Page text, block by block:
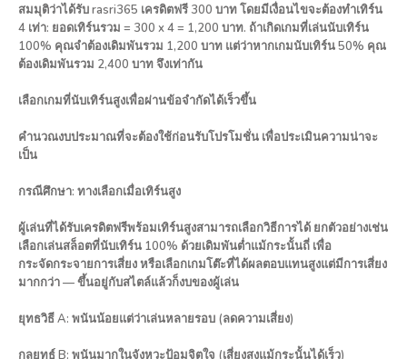
สมมุติว่าได้รับ rasri365 เครดิตฟรี 300 บาท โดยมีเงื่อนไขจะต้องทำเทิร์น
4 เท่า: ยอดเทิร์นรวม = 300 x 4 = 1,200 บาท. ถ้าเกิดเกมที่เล่นนับเทิร์น
100% คุณจำต้องเดิมพันรวม 1,200 บาท แต่ว่าหากเกมนับเทิร์น 50% คุณ
ต้องเดิมพันรวม 2,400 บาท จึงเท่ากัน
เลือกเกมที่นับเทิร์นสูงเพื่อผ่านข้อจำกัดได้เร็วขึ้น
คำนวณงบประมาณที่จะต้องใช้ก่อนรับโปรโมชั่น เพื่อประเมินความน่าจะ
เป็น
กรณีศึกษา: ทางเลือกเมื่อเทิร์นสูง
ผู้เล่นที่ได้รับเครดิตฟรีพร้อมเทิร์นสูงสามารถเลือกวิธีการได้ ยกตัวอย่างเช่น
เลือกเล่นสล็อตที่นับเทิร์น 100% ด้วยเดิมพันต่ำแม้กระนั้นถี่ เพื่อ
กระจัดกระจายการเสี่ยง หรือเลือกเกมโต๊ะที่ได้ผลตอบแทนสูงแต่มีการเสี่ยง
มากกว่า — ขึ้นอยู่กับสไตล์แล้วก็งบของผู้เล่น
ยุทธวิธี A: พนันน้อยแต่ว่าเล่นหลายรอบ (ลดความเสี่ยง)
กลยุทธ์ B: พนันมากในจังหวะป้อมจิตใจ (เสี่ยงสูงแม้กระนั้นได้เร็ว)